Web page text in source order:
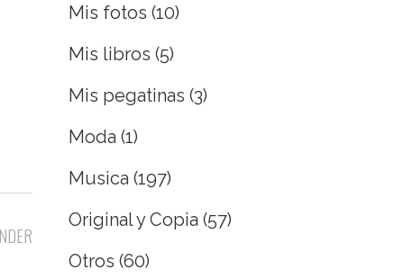
Mis fotos (10)
Mis libros (5)
Mis pegatinas (3)
Moda (1)
Musica (197)
Original y Copia (57)
Otros (60)